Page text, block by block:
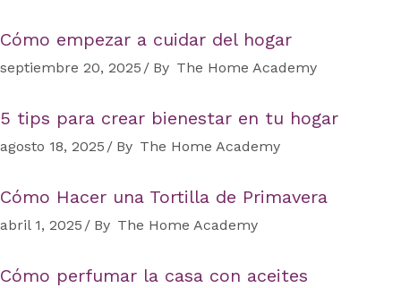
Cómo empezar a cuidar del hogar
septiembre 20, 2025 By The Home Academy
5 tips para crear bienestar en tu hogar
agosto 18, 2025 By The Home Academy
Cómo Hacer una Tortilla de Primavera
abril 1, 2025 By The Home Academy
Cómo perfumar la casa con aceites